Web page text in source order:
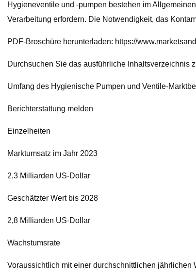
Hygieneventile und -pumpen bestehen im
Verarbeitung erfordern. Die Notwendigkeit, das
PDF-Broschüre herunterladen: https://
Durchsuchen Sie das ausführliche Inhaltsverzeichnis
Umfang des Hygienische Pumpen und Ventile-
Berichterstattung melden
Einzelheiten
Marktumsatz im Jahr 2023
2,3 Milliarden US-Dollar
Geschätzter Wert bis 2028
2,8 Milliarden US-Dollar
Wachstumsrate
Voraussichtlich mit einer durchschnittlichen jährlichen